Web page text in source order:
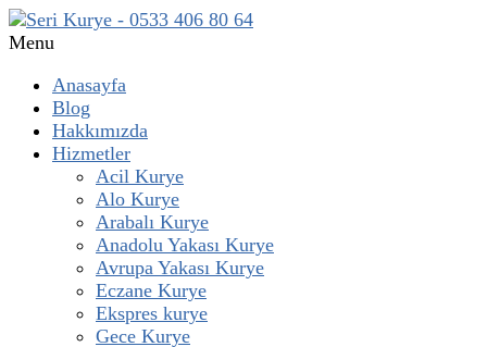
Menu
Anasayfa
Blog
Hakkımızda
Hizmetler
Acil Kurye
Alo Kurye
Arabalı Kurye
Anadolu Yakası Kurye
Avrupa Yakası Kurye
Eczane Kurye
Ekspres kurye
Gece Kurye